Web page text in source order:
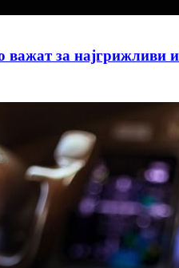
за најгрижливи